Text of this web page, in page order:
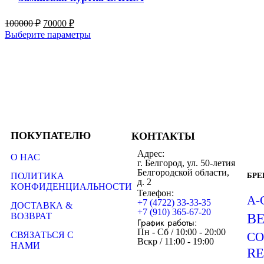
100000₽ 70000 ₽
Выберите параметры
ПОКУПАТЕЛЮ
О НАС
ПОЛИТИКА
КОНФИДЕНЦИАЛЬНОСТИ
ДОСТАВКА &
ВОЗВРАТ
СВЯЗАТЬСЯ С
НАМИ
КОНТАКТЫ
Адрес:
г. Белгород, ул. 50-летия
Белгородской области,
д. 2
Телефон:
+7 (4722) 33-33-35
+7 (910) 365-67-20
График работы:
Пн - Сб / 10:00 - 20:00
Вскр / 11:00 - 19:00
A-